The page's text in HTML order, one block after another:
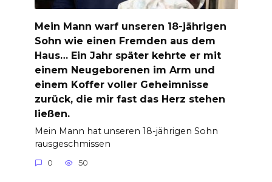
Mein Mann warf unseren 18-jährigen
Sohn wie einen Fremden aus dem
Haus… Ein Jahr später kehrte er mit
einem Neugeborenen im Arm und
einem Koffer voller Geheimnisse
zurück, die mir fast das Herz stehen
ließen.
Mein Mann hat unseren 18-jährigen Sohn
rausgeschmissen
0 50